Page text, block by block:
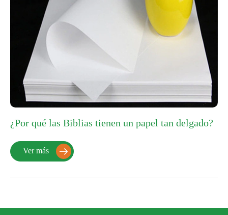
¿Por qué las Biblias tienen un papel tan delgado?
Ver más 